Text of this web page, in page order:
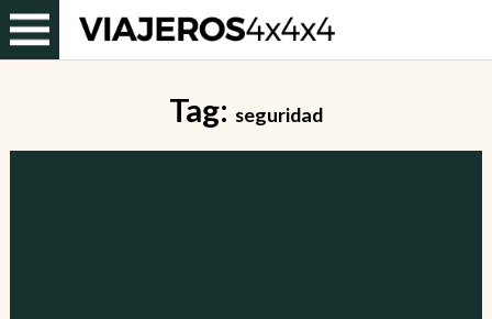
Tag: seguridad